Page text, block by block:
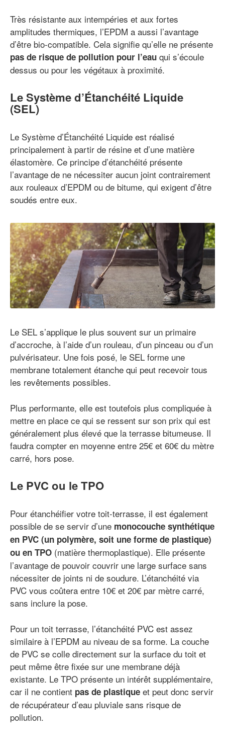
Très résistante aux intempéries et aux fortes
amplitudes thermiques, l’EPDM a aussi l’avantage
d’être bio-compatible. Cela signifie qu’elle ne présente
pas de risque de pollution pour l’eau qui s’écoule
dessus ou pour les végétaux à proximité.
Le Système d’Étanchéité Liquide
(SEL)
Le Système d’Étanchéité Liquide est réalisé
principalement à partir de résine et d’une matière
élastomère. Ce principe d’étanchéité présente
l’avantage de ne nécessiter aucun joint contrairement
aux rouleaux d’EPDM ou de bitume, qui exigent d’être
soudés entre eux.
Le SEL s’applique le plus souvent sur un primaire
d’accroche, à l’aide d’un rouleau, d’un pinceau ou d’un
pulvérisateur. Une fois posé, le SEL forme une
membrane totalement étanche qui peut recevoir tous
les revêtements possibles.
Plus performante, elle est toutefois plus compliquée à
mettre en place ce qui se ressent sur son prix qui est
généralement plus élevé que la terrasse bitumeuse. Il
faudra compter en moyenne entre 25€ et 60€ du mètre
carré, hors pose.
Le PVC ou le TPO
Pour étanchéifier votre toit-terrasse, il est également
possible de se servir d’une monocouche synthétique
en PVC (un polymère, soit une forme de plastique)
ou en TPO (matière thermoplastique). Elle présente
l’avantage de pouvoir couvrir une large surface sans
nécessiter de joints ni de soudure. L’étanchéité via
PVC vous coûtera entre 10€ et 20€ par mètre carré,
sans inclure la pose.
Pour un toit terrasse, l’étanchéité PVC est assez
similaire à l’EPDM au niveau de sa forme. La couche
de PVC se colle directement sur la surface du toit et
peut même être fixée sur une membrane déjà
existante. Le TPO présente un intérêt supplémentaire,
car il ne contient pas de plastique et peut donc servir
de récupérateur d’eau pluviale sans risque de
pollution.